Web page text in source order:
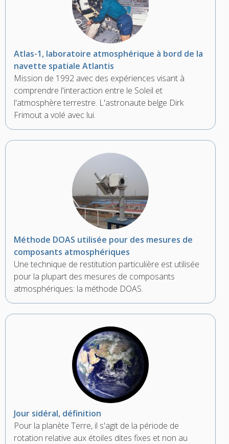
Atlas-1, laboratoire atmosphérique à bord de la
navette spatiale Atlantis
Mission de 1992 avec des expériences visant à
comprendre l'interaction entre le Soleil et
l'atmosphère terrestre. L'astronaute belge Dirk
Frimout a volé avec lui.
Méthode DOAS utilisée pour des mesures de
composants atmosphériques
Une technique de restitution particulière est utilisée
pour la plupart des mesures de composants
atmosphériques: la méthode DOAS.
Jour sidéral, définition
Pour la planète Terre, il s'agit de la période de
rotation relative aux étoiles dites fixes et non au